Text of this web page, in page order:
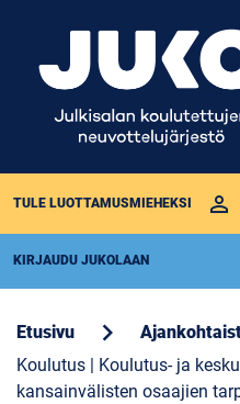
TULE LUOTTAMUSMIEHEKSI perm_identity
KIRJAUDU JUKOLAAN
Etusivu chevron_right
Koulutus | Koulutus- ja
kansainvälisten osaajien